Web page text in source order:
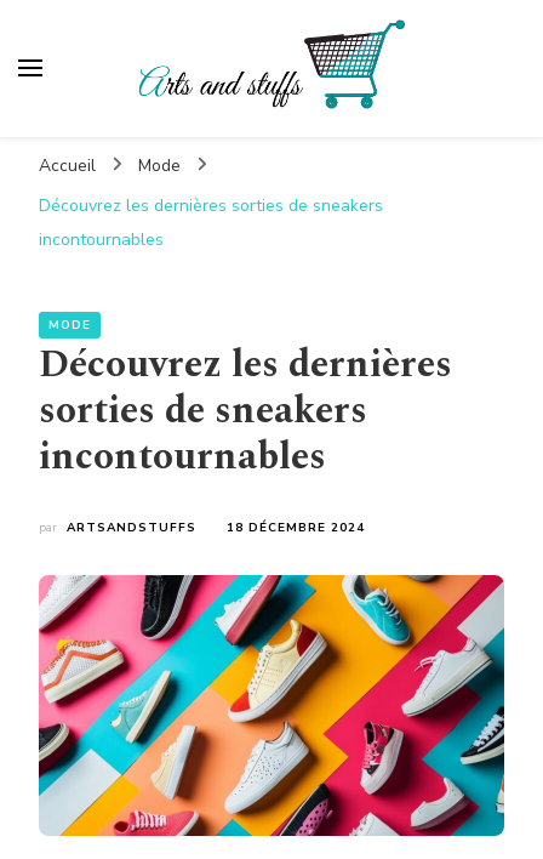
Accueil
Mode
Découvrez les dernières sorties de sneakers
incontournables
MODE
Découvrez les dernières
sorties de sneakers
incontournables
par ARTSANDSTUFFS 18 DÉCEMBRE 2024